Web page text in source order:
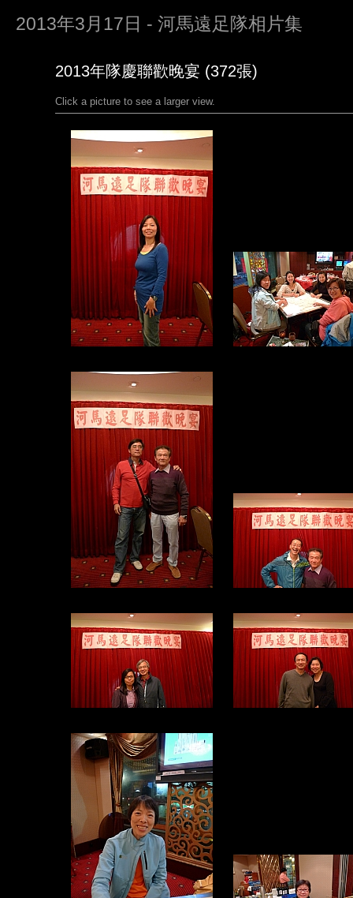
2013年3月17日 - 河馬遠足隊相片集
2013年隊慶聯歡晚宴 (372張)
Click a picture to see a larger view.